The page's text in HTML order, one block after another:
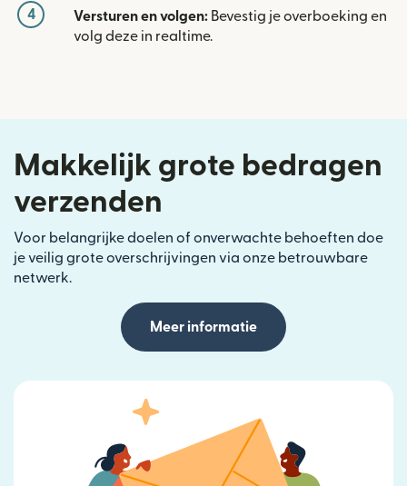
4 Versturen en volgen: Bevestig je overboeking en
volg deze in realtime.
Makkelijk grote bedragen
verzenden
Voor belangrijke doelen of onverwachte behoeften doe
je veilig grote overschrijvingen via onze betrouwbare
netwerk.
Meer informatie